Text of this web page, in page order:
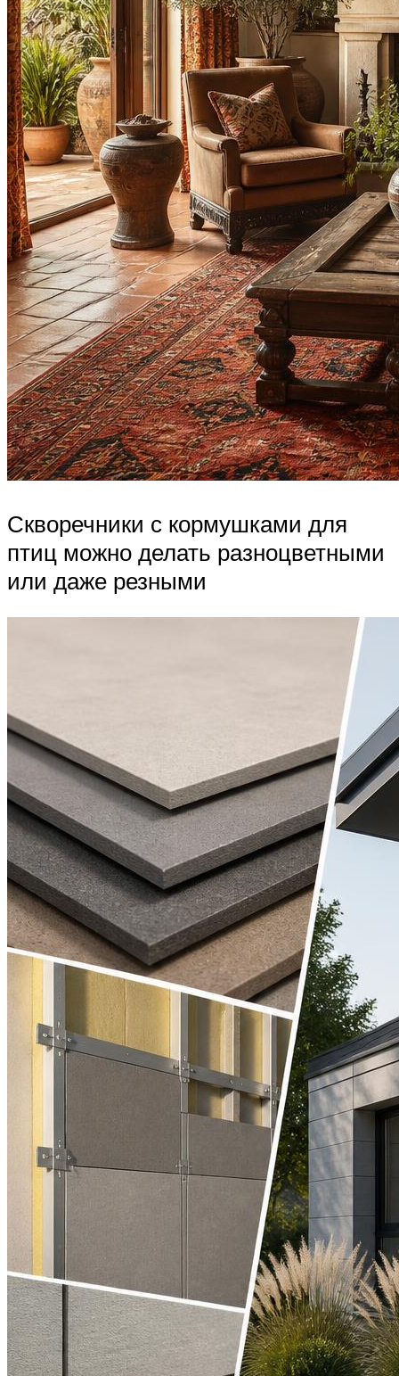
Скворечники с кормушками для
птиц можно делать разноцветными
или даже резными